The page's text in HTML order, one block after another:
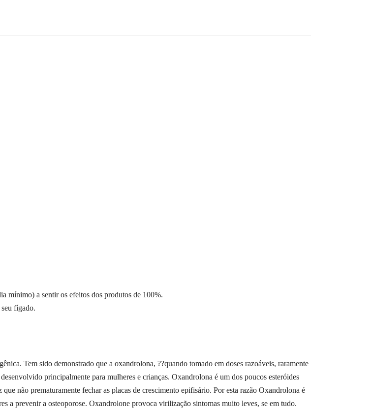
mínimo) a sentir os efeitos dos produtos de 100%.
fígado.
Tem sido demonstrado que a oxandrolona, ??quando tomado em doses razoáveis, raramente
principalmente para mulheres e crianças. Oxandrolona é um dos poucos esteróides
não prematuramente fechar as placas de crescimento epifisário. Por esta razão Oxandrolona é
a prevenir a osteoporose. Oxandrolone provoca virilização sintomas muito leves, se em tudo.